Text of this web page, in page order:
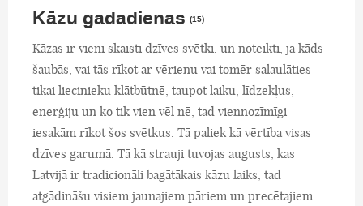
Kāzu gadadienas (15)
Kāzas ir vieni skaisti dzīves svētki, un noteikti, ja kāds
šaubās, vai tās rīkot ar vērienu vai tomēr salaulāties
tikai liecinieku klātbūtnē, taupot laiku, līdzekļus,
enerģiju un ko tik vien vēl nē, tad viennozīmīgi
iesakām rīkot šos svētkus. Tā paliek kā vērtība visas
dzīves garumā. Tā kā strauji tuvojas augusts, kas
Latvijā ir tradicionāli bagātākais kāzu laiks, tad
atgādināšu visiem jaunajiem pāriem un precētajiem